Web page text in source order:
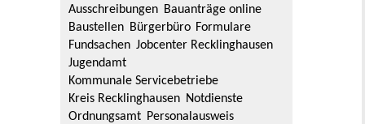
Ausschreibungen Bauanträge online
Baustellen Bürgerbüro Formulare
Fundsachen Jobcenter Recklinghausen
Jugendamt
Kommunale Servicebetriebe
Kreis Recklinghausen Notdienste
Ordnungsamt Personalausweis